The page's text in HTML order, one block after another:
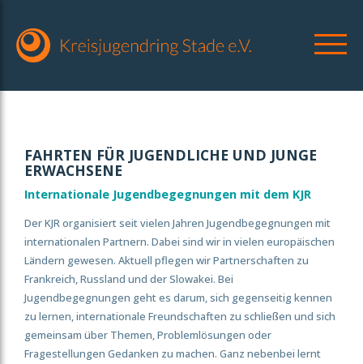
FAHRTEN FÜR JUGENDLICHE UND JUNGE
ERWACHSENE
Internationale Jugendbegegnungen mit dem KJR
Der KJR organisiert seit vielen Jahren Jugendbegegnungen mit
internationalen Partnern. Dabei sind wir in vielen europäischen
Ländern gewesen. Aktuell pflegen wir Partnerschaften zu
Frankreich, Russland und der Slowakei. Bei
Jugendbegegnungen geht es darum, sich gegenseitig kennen
zu lernen, internationale Freundschaften zu schließen und sich
gemeinsam über Themen, Problemlösungen oder
Fragestellungen Gedanken zu machen. Ganz nebenbei lernt